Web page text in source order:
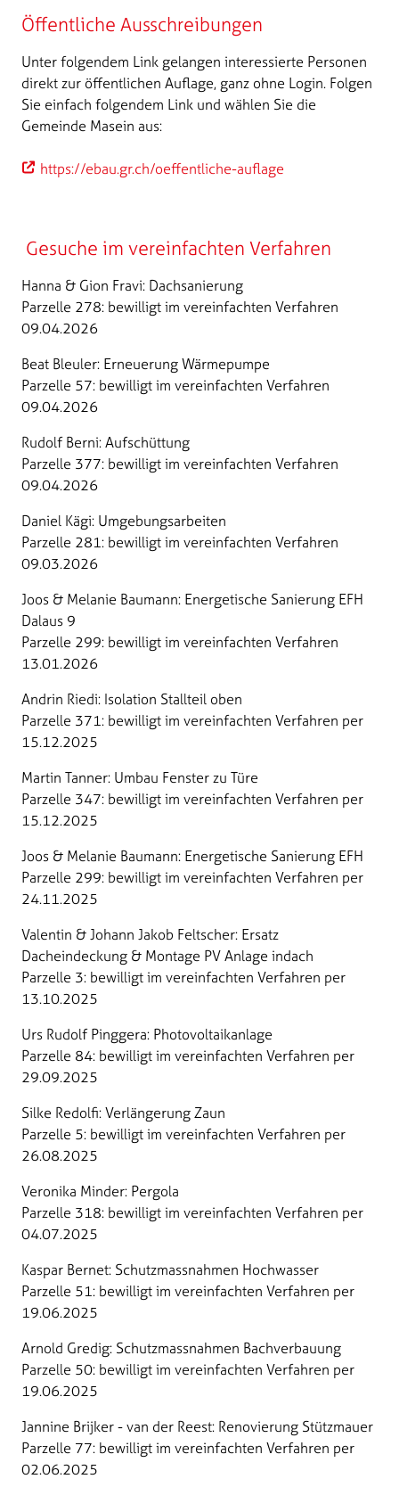
Öffentliche Ausschreibungen
Unter folgendem Link gelangen interessierte Personen
direkt zur öffentlichen Auflage, ganz ohne Login. Folgen
Sie einfach folgendem Link und wählen Sie die
Gemeinde Masein aus:
https://ebau.gr.ch/oeffentliche-auflage
Gesuche im vereinfachten Verfahren
Hanna & Gion Fravi: Dachsanierung
Parzelle 278: bewilligt im vereinfachten Verfahren
09.04.2026
Beat Bleuler: Erneuerung Wärmepumpe
Parzelle 57: bewilligt im vereinfachten Verfahren
09.04.2026
Rudolf Berni: Aufschüttung
Parzelle 377: bewilligt im vereinfachten Verfahren
09.04.2026
Daniel Kägi: Umgebungsarbeiten
Parzelle 281: bewilligt im vereinfachten Verfahren
09.03.2026
Joos & Melanie Baumann: Energetische Sanierung EFH
Dalaus 9
Parzelle 299: bewilligt im vereinfachten Verfahren
13.01.2026
Andrin Riedi: Isolation Stallteil oben
Parzelle 371: bewilligt im vereinfachten Verfahren per
15.12.2025
Martin Tanner: Umbau Fenster zu Türe
Parzelle 347: bewilligt im vereinfachten Verfahren per
15.12.2025
Joos & Melanie Baumann: Energetische Sanierung EFH
Parzelle 299: bewilligt im vereinfachten Verfahren per
24.11.2025
Valentin & Johann Jakob Feltscher: Ersatz
Dacheindeckung & Montage PV Anlage indach
Parzelle 3: bewilligt im vereinfachten Verfahren per
13.10.2025
Urs Rudolf Pinggera: Photovoltaikanlage
Parzelle 84: bewilligt im vereinfachten Verfahren per
29.09.2025
Silke Redolfi: Verlängerung Zaun
Parzelle 5: bewilligt im vereinfachten Verfahren per
26.08.2025
Veronika Minder: Pergola
Parzelle 318: bewilligt im vereinfachten Verfahren per
04.07.2025
Kaspar Bernet: Schutzmassnahmen Hochwasser
Parzelle 51: bewilligt im vereinfachten Verfahren per
19.06.2025
Arnold Gredig: Schutzmassnahmen Bachverbauung
Parzelle 50: bewilligt im vereinfachten Verfahren per
19.06.2025
Jannine Brijker - van der Reest: Renovierung Stützmauer
Parzelle 77: bewilligt im vereinfachten Verfahren per
02.06.2025